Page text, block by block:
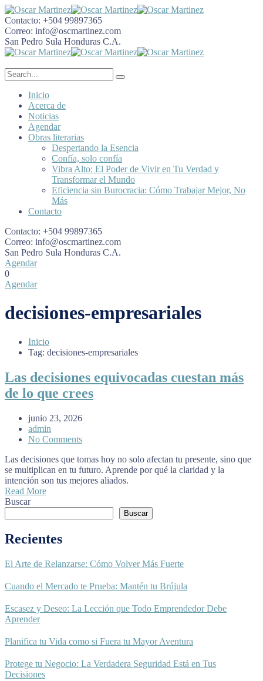
Contacto: +504 99897365
Correo: info@oscmartinez.com
San Pedro Sula Honduras C.A.
Inicio
Acerca de
Noticias
Agendar
Obras literarias
Despertando la Esencia
Confía, solo confía
Vibra Alto: El Poder de Vivir en Tu Verdad y
Transformar el Mundo
Eficiencia sin Burocracia: Cómo Trabajar Mejor, No
Más
Contacto
Contacto: +504 99897365
Correo: info@oscmartinez.com
San Pedro Sula Honduras C.A.
Agendar
0
Agendar
decisiones-empresariales
Inicio
Tag: decisiones-empresariales
Las decisiones equivocadas cuestan más
de lo que crees
junio 23, 2026
admin
No Comments
Las decisiones que tomas hoy no solo afectan tu presente, sino que
se multiplican en tu futuro. Aprende por qué la claridad y la
intención son tus mejores aliados.
Read More
Buscar
Buscar
Recientes
El Arte de Relanzarse: Cómo Volver Más Fuerte
Cuando el Mercado te Prueba: Mantén tu Brújula
Escasez y Deseo: La Lección que Todo Emprendedor Debe
Aprender
Planifica tu Vida como si Fuera tu Mayor Aventura
Protege tu Negocio: La Verdadera Seguridad Está en Tus
Decisiones